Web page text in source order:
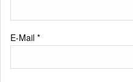
E-Mail *